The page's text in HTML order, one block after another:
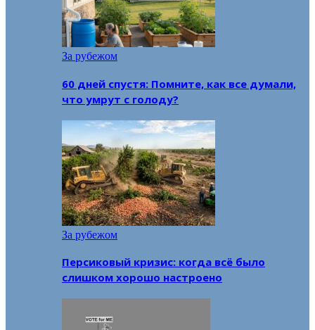
За рубежом
60 дней спустя: Помните, как все думали,
что умрут с голоду?
За рубежом
Персиковый кризис: когда всё было
слишком хорошо настроено